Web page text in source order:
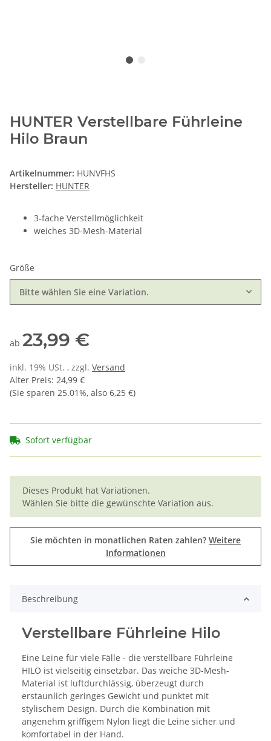
HUNTER Verstellbare Führleine
Hilo Braun
Artikelnummer: HUNVFHS
Hersteller: HUNTER
3-fache Verstellmöglichkeit
weiches 3D-Mesh-Material
Größe
Bitte wählen Sie eine Variation.
ab 23,99 €
inkl. 19% USt. , zzgl. Versand
Alter Preis: 24,99 €
(Sie sparen 25.01%, also 6,25 €)
Sofort verfügbar
x
Dieses Produkt hat Variationen.
Wählen Sie bitte die gewünschte Variation aus.
Sie möchten in monatlichen Raten zahlen? Weitere
Informationen
Beschreibung
Verstellbare Führleine Hilo
Eine Leine für viele Fälle - die verstellbare Führleine
HILO ist vielseitig einsetzbar. Das weiche 3D-Mesh-
Material ist luftdurchlässig, überzeugt durch
erstaunlich geringes Gewicht und punktet mit
stylischem Design. Durch die Kombination mit
angenehm griffigem Nylon liegt die Leine sicher und
komfortabel in der Hand.